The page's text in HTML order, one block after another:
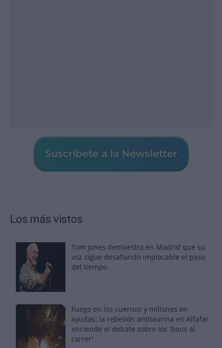
Los más vistos
Tom Jones demuestra en Madrid que su
voz sigue desafiando implacable el paso
del tiempo
Fuego en los cuernos y millones en
ayudas: la rebelión antitaurina en Alfafar
enciende el debate sobre los 'bous al
carrer'